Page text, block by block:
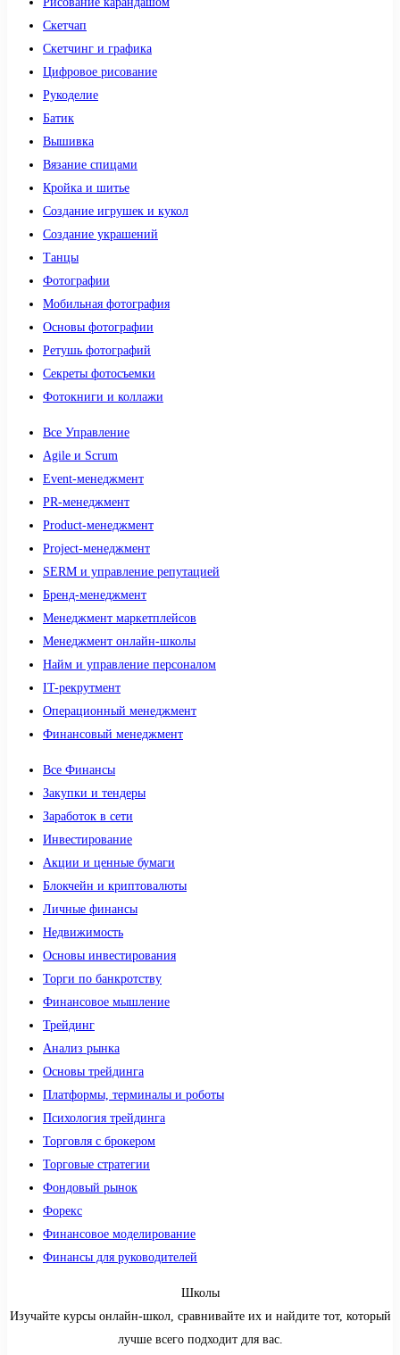
Скетчап
Скетчинг и графика
Цифровое рисование
Рукоделие
Батик
Вышивка
Вязание спицами
Кройка и шитье
Создание игрушек и кукол
Создание украшений
Танцы
Фотографии
Мобильная фотография
Основы фотографии
Ретушь фотографий
Секреты фотосъемки
Фотокниги и коллажи
Все Управление
Agile и Scrum
Event-менеджмент
PR-менеджмент
Product-менеджмент
Project-менеджмент
SERM и управление репутацией
Бренд-менеджмент
Менеджмент маркетплейсов
Менеджмент онлайн-школы
Найм и управление персоналом
IT-рекрутмент
Операционный менеджмент
Финансовый менеджмент
Все Финансы
Закупки и тендеры
Заработок в сети
Инвестирование
Акции и ценные бумаги
Блокчейн и криптовалюты
Личные финансы
Недвижимость
Основы инвестирования
Торги по банкротству
Финансовое мышление
Трейдинг
Анализ рынка
Основы трейдинга
Платформы, терминалы и роботы
Психология трейдинга
Торговля с брокером
Торговые стратегии
Фондовый рынок
Форекс
Финансовое моделирование
Финансы для руководителей
Школы
Изучайте курсы онлайн-школ, сравнивайте их и найдите тот, который
лучше всего подходит для вас.